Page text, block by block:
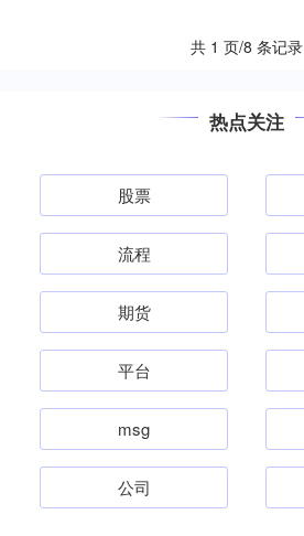
共 1 页/8 条记录
热点关注
股票
流程
期货
平台
msg
公司